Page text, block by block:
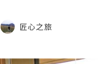
匠心之旅